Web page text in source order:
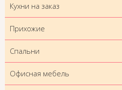
Кухни на заказ
Прихожие
Спальни
Офисная мебель